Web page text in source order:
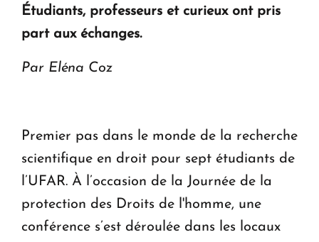
ouvrira ses portes à Dilijan
Étudiants, professeurs et curieux ont pris
part aux échanges.
Par Eléna Coz
Premier pas dans le monde de la recherche
scientifique en droit pour sept étudiants de
l’UFAR. À l’occasion de la Journée de la
protection des Droits de l'homme, une
conférence s’est déroulée dans les locaux